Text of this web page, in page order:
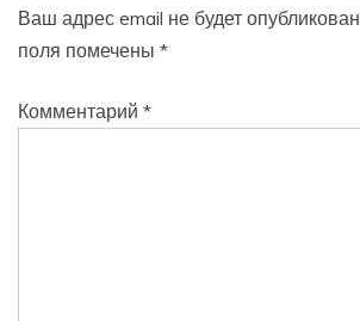
Ваш адрес email не будет опубликован.
поля помечены *
Комментарий *